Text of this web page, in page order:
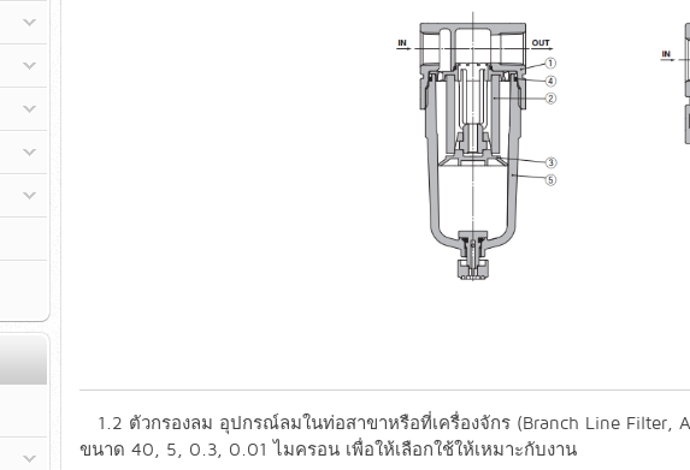
1.2 ตัวกรองลม อุปกรณ์ลมในท่อสาขาหรือที่เครื่องจักร (Branch Line Filter,
ขนาด 40, 5, 0.3, 0.01 ไมครอน เพื่อให้เลือกใช้ให้เหมาะกับงาน